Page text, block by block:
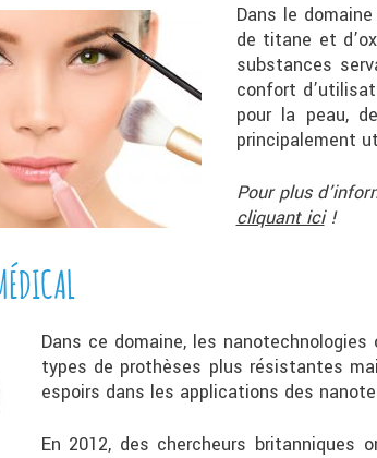
Dans le
de titane et
substances
confort
pour la peau,
principalement
Pour plus
cliquant ici!
Dans ce domaine, les
types de prothèses plus résistantes
espoirs dans les applications des
En 2012, des chercheurs